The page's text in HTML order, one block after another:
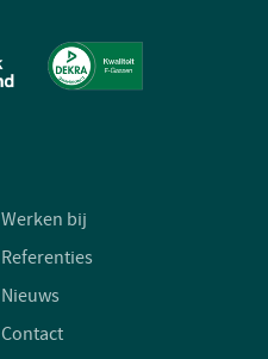
Werken bij
Referenties
Nieuws
Contact